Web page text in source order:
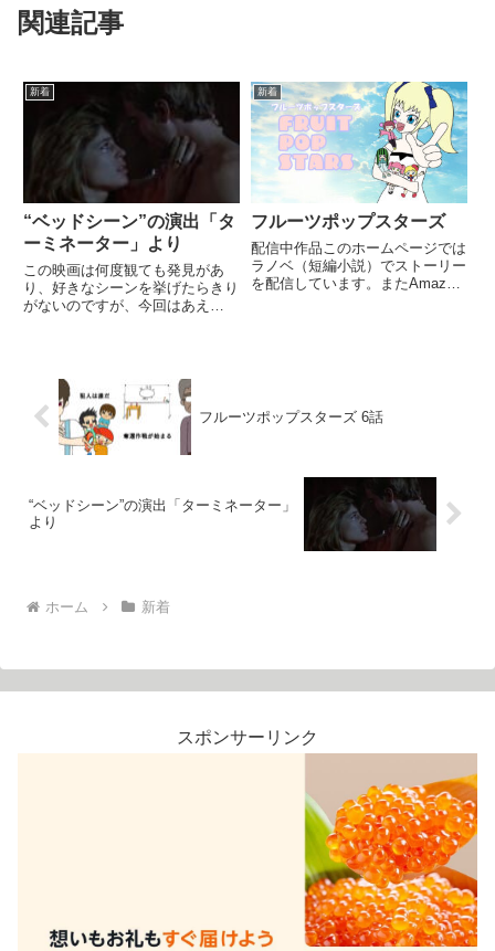
関連記事
新着
“ベッドシーン”の演出「タ
ーミネーター」より
この映画は何度観ても発見があ
り、好きなシーンを挙げたらきり
がないのですが、今回はあえ
このシーンには物語全体を象徴す
るような人間の心の繊細な動きが
凝縮...
新着
フルーツポップスターズ
配信中作品このホームページでは
ラノベ（短編小説）でストーリー
を配信しています。またAmazon
フルーツポップスターズ 6話
“ベッドシーン”の演出「ターミネーター」
より
ホーム 新着
スポンサーリンク